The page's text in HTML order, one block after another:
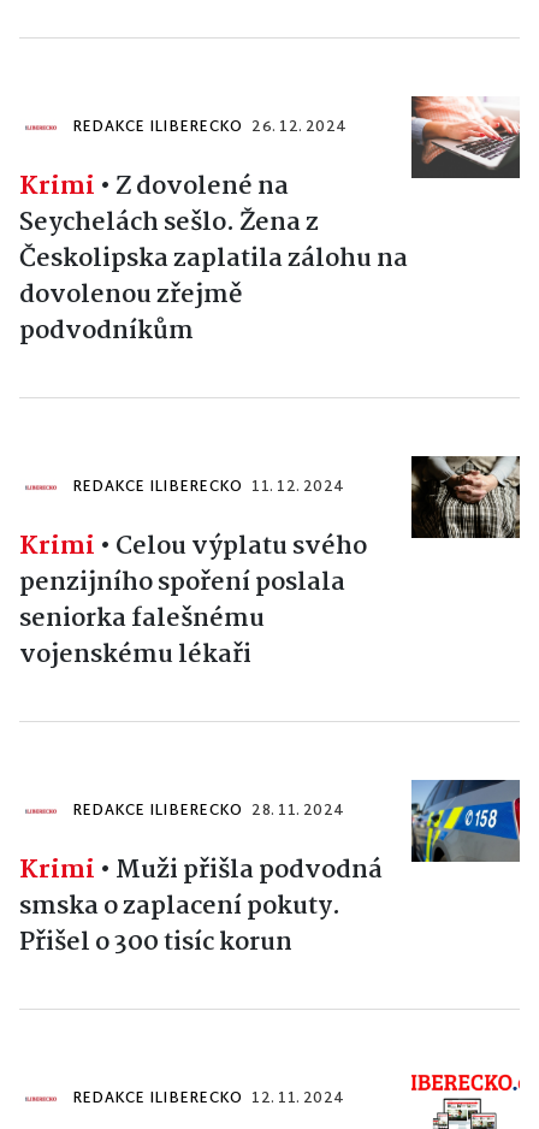
REDAKCE ILIBERECKO 26. 12. 2024
Krimi • Z dovolené na
Seychelách sešlo. Žena z
Českolipska zaplatila zálohu na
dovolenou zřejmě
podvodníkům
REDAKCE ILIBERECKO 11. 12. 2024
Krimi • Celou výplatu svého
penzijního spoření poslala
seniorka falešnému
vojenskému lékaři
REDAKCE ILIBERECKO 28. 11. 2024
Krimi • Muži přišla podvodná
smska o zaplacení pokuty.
Přišel o 300 tisíc korun
REDAKCE ILIBERECKO 12. 11. 2024